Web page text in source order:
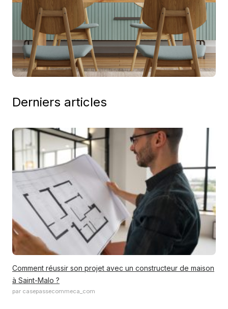
Derniers articles
Comment réussir son projet avec un constructeur de maison
à Saint-Malo ?
par casepassecommeca_com